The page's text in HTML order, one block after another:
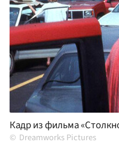
Кадр из фильма
Dreamworks Pictures